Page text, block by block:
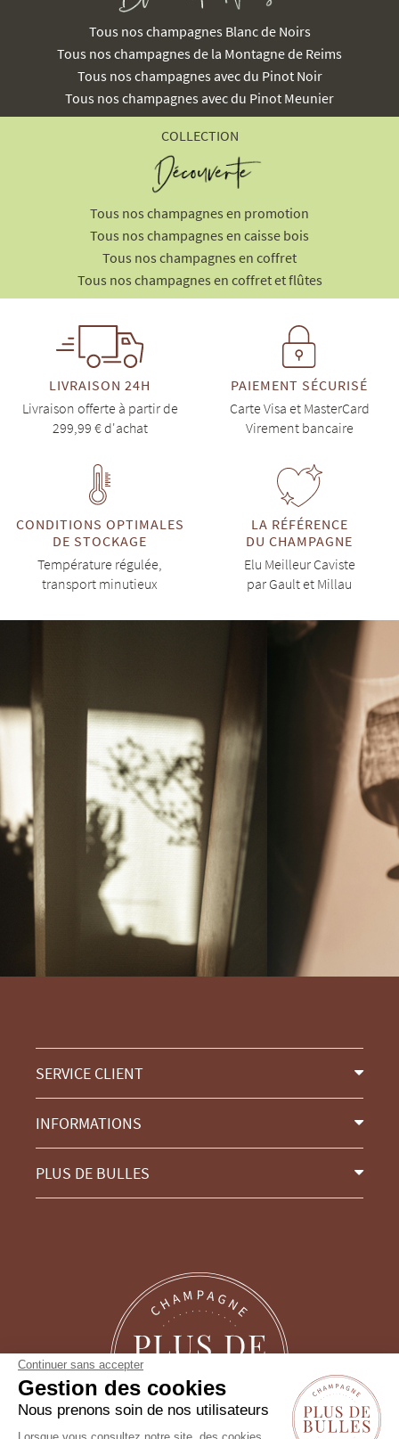
Tous nos champagnes Blanc de Noirs
Tous nos champagnes de la Montagne de Reims
Tous nos champagnes avec du Pinot Noir
Tous nos champagnes avec du Pinot Meunier
COLLECTION
Tous nos champagnes en promotion
Tous nos champagnes en caisse bois
Tous nos champagnes en coffret
Tous nos champagnes en coffret et flûtes
LIVRAISON 24H
Livraison offerte à partir de
299,99 € d'achat
PAIEMENT SÉCURISÉ
Carte Visa et MasterCard
Virement bancaire
CONDITIONS OPTIMALES
DE STOCKAGE
Température régulée,
transport minutieux
LA RÉFÉRENCE
DU CHAMPAGNE
Elu Meilleur Caviste
par Gault et Millau
SERVICE CLIENT
INFORMATIONS
PLUS DE BULLES
Continuer sans accepter
Gestion des cookies
Nous prenons soin de nos utilisateurs
Lorsque vous consultez notre site, des cookies